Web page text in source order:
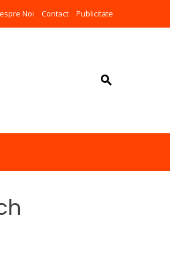
Noi Contact Publicitate